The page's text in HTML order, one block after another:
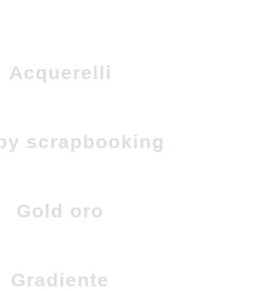
Acquerelli
scrapbooking
Gold oro
Gradiente